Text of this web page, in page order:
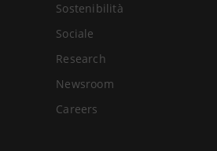
Sostenibilità
Sociale
Research
Newsroom
Careers